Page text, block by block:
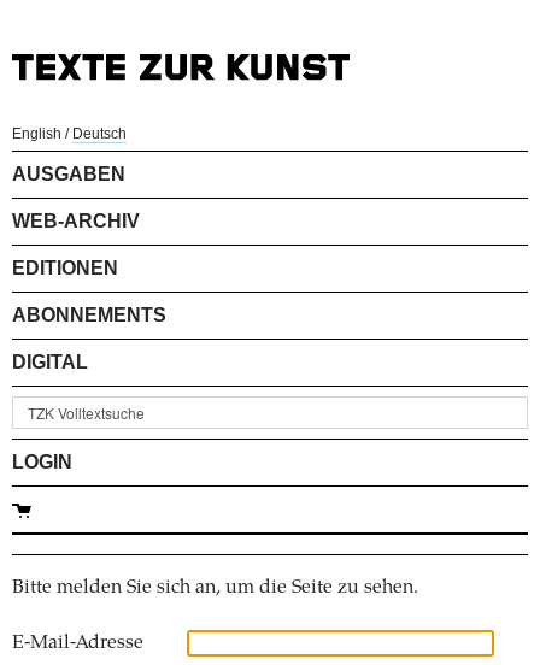
English / Deutsch
AUSGABEN
WEB-ARCHIV
EDITIONEN
ABONNEMENTS
DIGITAL
LOGIN
Bitte melden Sie sich an, um die Seite zu sehen.
E-Mail-Adresse